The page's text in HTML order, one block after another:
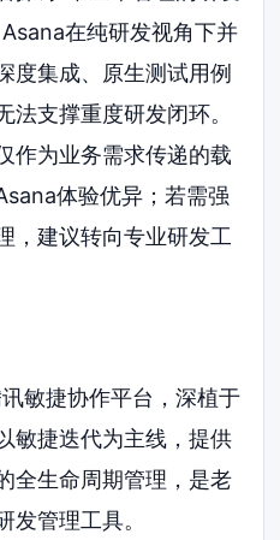
在纯研发视角下并
度集成、原生测试用例
法支撑重度研发闭环。
作为业务需求传递的载
体验优异；若需强
，建议转向专业研发工
敏捷协作平台，深植于
敏捷迭代为主线，提供
全生命周期管理，是老
发管理工具。